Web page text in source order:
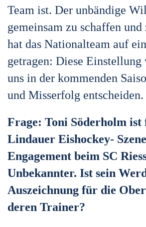
Team ist. Der unbändige
gemeinsam zu schaffen und
hat das Nationalteam auf
getragen: Diese
uns in der kommenden
und Misserfolg entscheiden.
Frage: Toni Söderholm ist
Lindauer Eishockey-
Engagement beim SC
Unbekannter. Ist sein
Auszeichnung für die
deren Trainer?